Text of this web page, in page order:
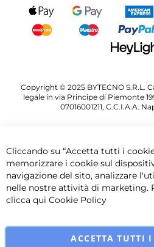
Copyright © 2025 BYTECNO S.R.L.
legale in via Principe di Piemonte
07016001211, C.C.I.A.A.
Cliccando su “Accetta tutti i
memorizzare i cookie sul
navigazione del sito, analizzare
nelle nostre attività di marketing.
clicca qui Cookie Policy
ACCETTA TUTTI I